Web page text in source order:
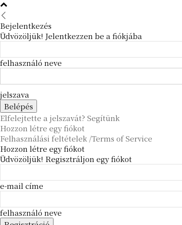
Bejelentkezés
Üdvözöljük! Jelentkezzen be a fiókjába
felhasználó neve
jelszava
Elfelejtette a jelszavát? Segítünk
Hozzon létre egy fiókot
Felhasználási feltételek /Terms of Service
Hozzon létre egy fiókot
Üdvözöljük! Regisztráljon egy fiókot
e-mail címe
felhasználó neve